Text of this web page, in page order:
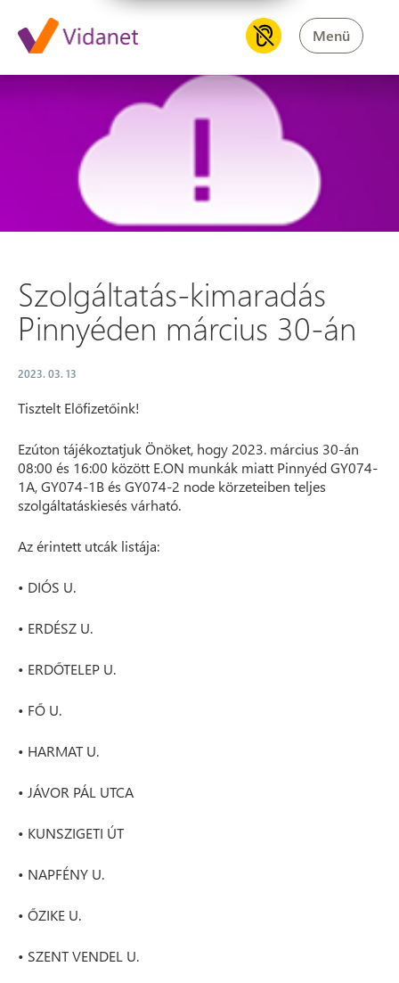
Menü
Szolgáltatás-kimaradás
Szolgáltatás-kimaradás
Pinnyéden március 30-án
2023. 03. 13
Tisztelt Előfizetőink!
Ezúton tájékoztatjuk Önöket, hogy 2023. március 30-án
08:00 és 16:00 között E.ON munkák miatt Pinnyéd GY074-
1A, GY074-1B és GY074-2 node körzeteiben teljes
szolgáltatáskiesés várható.
Az érintett utcák listája:
• DIÓS U.
• ERDÉSZ U.
• ERDŐTELEP U.
• FŐ U.
• HARMAT U.
• JÁVOR PÁL UTCA
• KUNSZIGETI ÚT
• NAPFÉNY U.
• ŐZIKE U.
• SZENT VENDEL U.